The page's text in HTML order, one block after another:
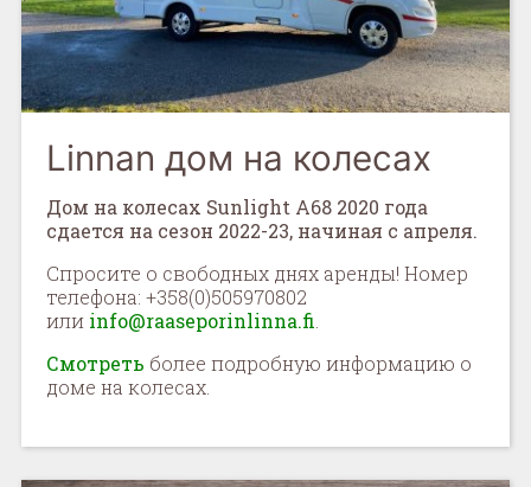
Linnan дом на колесах
Дом на колесах Sunlight A68 2020 года
сдается на сезон 2022-23, начиная с апреля.
Спросите о свободных днях аренды! Номер
телефона: +358(0)505970802
или info@raaseporinlinna.fi
Смотреть более подробную информацию о
доме на колесах.